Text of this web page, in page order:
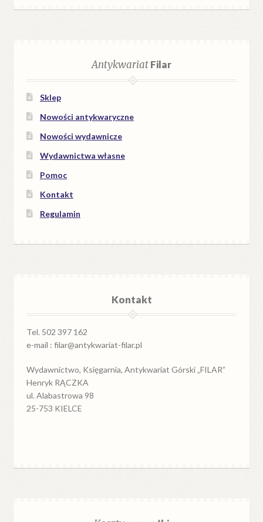
AntykwariatFilar
Sklep
Nowości antykwaryczne
Nowości wydawnicze
Wydawnictwa własne
Pomoc
Kontakt
Regulamin
Kontakt
Tel. 502 397 162
e-mail : filar@antykwariat-filar.pl
Wydawnictwo, Księgarnia, Antykwariat Górski „FILAR”
Henryk RĄCZKA
ul. Alabastrowa 98
25-753 KIELCE